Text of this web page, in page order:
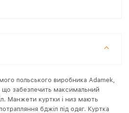
польського виробника Adamek,
що забезпечить максимальний
Манжети куртки і низ мають
бджіл під одяг. Куртка